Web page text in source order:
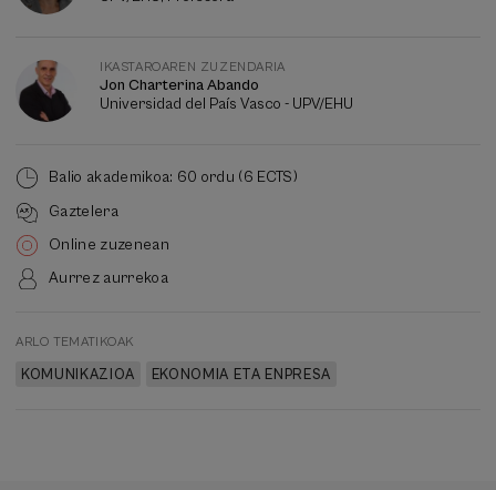
IKASTAROAREN ZUZENDARIA
Jon Charterina Abando
Universidad del País Vasco - UPV/EHU
Balio akademikoa: 60 ordu (6 ECTS)
Gaztelera
Online zuzenean
Aurrez aurrekoa
ARLO TEMATIKOAK
KOMUNIKAZIOA EKONOMIA ETA ENPRESA